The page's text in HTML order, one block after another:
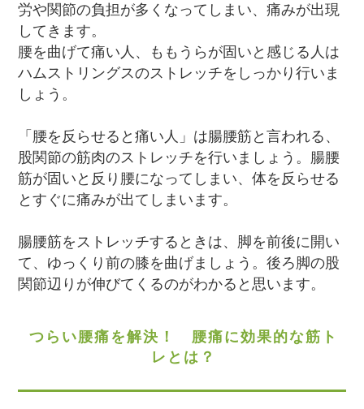
労や関節の負担が多くなってしまい、痛みが出現
してきます。
腰を曲げて痛い人、ももうらが固いと感じる人は
ハムストリングスのストレッチをしっかり行いま
しょう。
「腰を反らせると痛い人」は腸腰筋と言われる、
股関節の筋肉のストレッチを行いましょう。腸腰
筋が固いと反り腰になってしまい、体を反らせる
とすぐに痛みが出てしまいます。
腸腰筋をストレッチするときは、脚を前後に開い
て、ゆっくり前の膝を曲げましょう。後ろ脚の股
関節辺りが伸びてくるのがわかると思います。
つらい腰痛を解決！ 腰痛に効果的な筋ト
レとは？